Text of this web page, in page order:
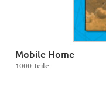
Mobile Home
1000 Teile